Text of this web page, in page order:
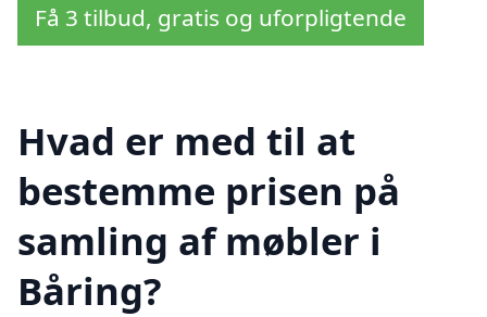
Få 3 tilbud, gratis og uforpligtende
Hvad er med til at
bestemme prisen på
samling af møbler i
Båring?